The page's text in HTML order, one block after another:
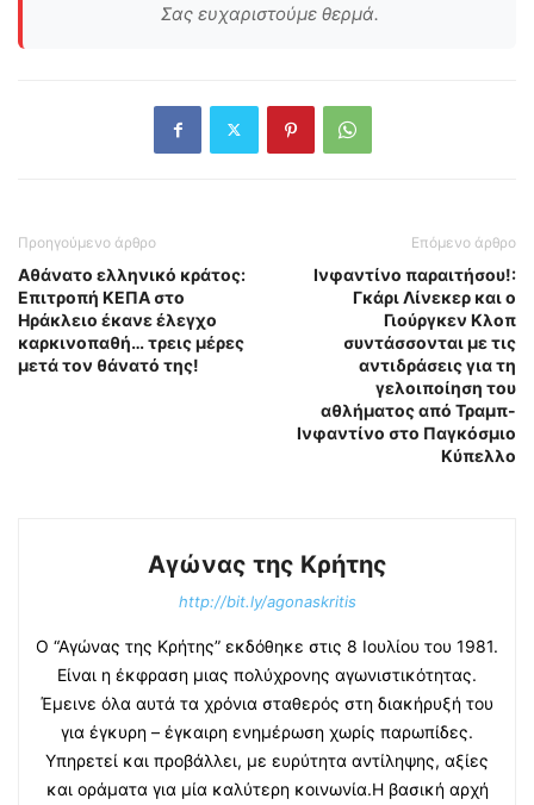
Σας ευχαριστούμε θερμά.
Προηγούμενο άρθρο
Αθάνατο ελληνικό κράτος:
Επιτροπή ΚΕΠΑ στο
Ηράκλειο έκανε έλεγχο
καρκινοπαθή… τρεις μέρες
μετά τον θάνατό της!
Επόμενο άρθρο
Ινφαντίνο παραιτήσου!:
Γκάρι Λίνεκερ και ο
Γιούργκεν Κλοπ
συντάσσονται με τις
αντιδράσεις για τη
γελοιποίηση του
αθλήματος από Τραμπ-
Ινφαντίνο στο Παγκόσμιο
Κύπελλο
Αγώνας της Κρήτης
http://bit.ly/agonaskritis
Ο “Αγώνας της Κρήτης” εκδόθηκε στις 8 Ιουλίου του 1981.
Είναι η έκφραση μιας πολύχρονης αγωνιστικότητας.
Έμεινε όλα αυτά τα χρόνια σταθερός στη διακήρυξή του
για έγκυρη – έγκαιρη ενημέρωση χωρίς παρωπίδες.
Υπηρετεί και προβάλλει, με ευρύτητα αντίληψης, αξίες
και οράματα για μία καλύτερη κοινωνία.Η βασική αρχή